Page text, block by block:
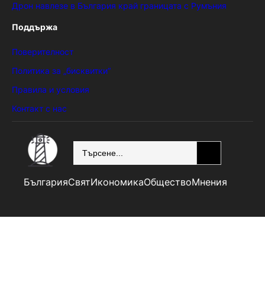
Дрон навлезе в България край границата с Румъния
Поддържа
Поверителност
Политика за „бисквитки“
Правила и условия
Контакт с нас
БългарияСвятИкономикаОбществоМнения